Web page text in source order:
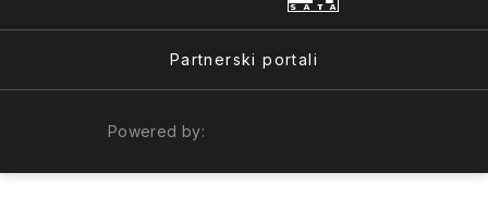
Partnerski portali
Powered by: